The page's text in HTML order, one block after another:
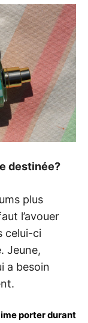
destinée?
plus
l’avouer
celui-ci
Jeune,
a besoin
porter durant